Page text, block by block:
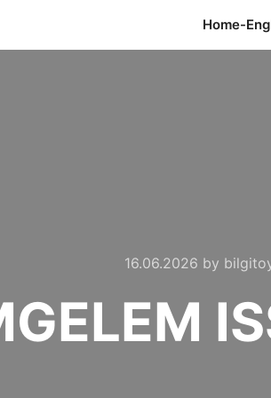
Home-
16.06.2026 by